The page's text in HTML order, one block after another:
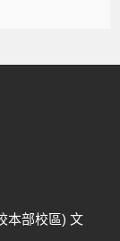
本部校區) 文